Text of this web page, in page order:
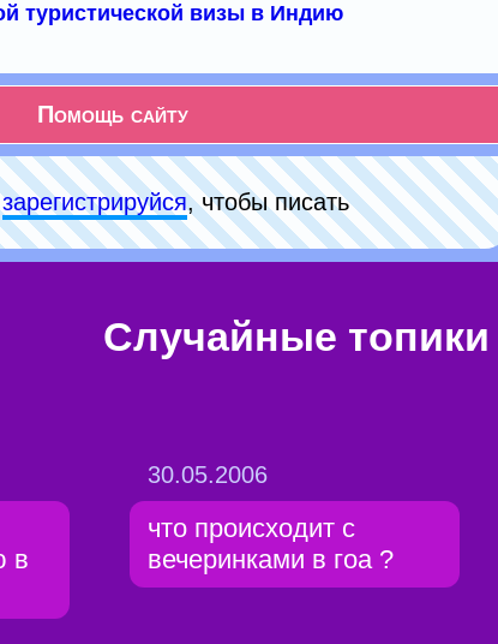
туристической визы в Индию
Помощь сайту
зарeгиcтpируйся, чтобы писать
Случайные топики
в
30.05.2006
что происходит с
вечеринками в гоа ?